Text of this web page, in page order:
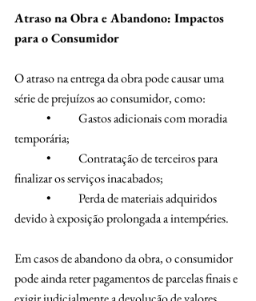
Atraso na Obra e Abandono: Impactos
para o Consumidor
O atraso na entrega da obra pode causar uma
série de prejuízos ao consumidor, como:
temporária;
finalizar os serviços inacabados;
devido à exposição prolongada a intempéries.
Em casos de abandono da obra, o consumidor
pode ainda reter pagamentos de parcelas finais e